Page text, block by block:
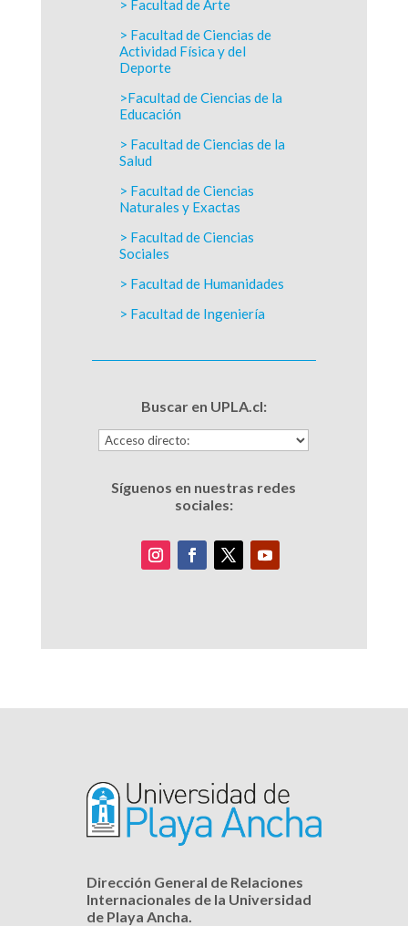
> Facultad de Arte
> Facultad de Ciencias de
Actividad Física y del
Deporte
>Facultad de Ciencias de la
Educación
> Facultad de Ciencias de la
Salud
> Facultad de Ciencias
Naturales y Exactas
> Facultad de Ciencias
Sociales
> Facultad de Humanidades
> Facultad de Ingeniería
Buscar en UPLA.cl:
Síguenos en nuestras redes
sociales:
Dirección General de Relaciones
Internacionales de la Universidad
de Playa Ancha.